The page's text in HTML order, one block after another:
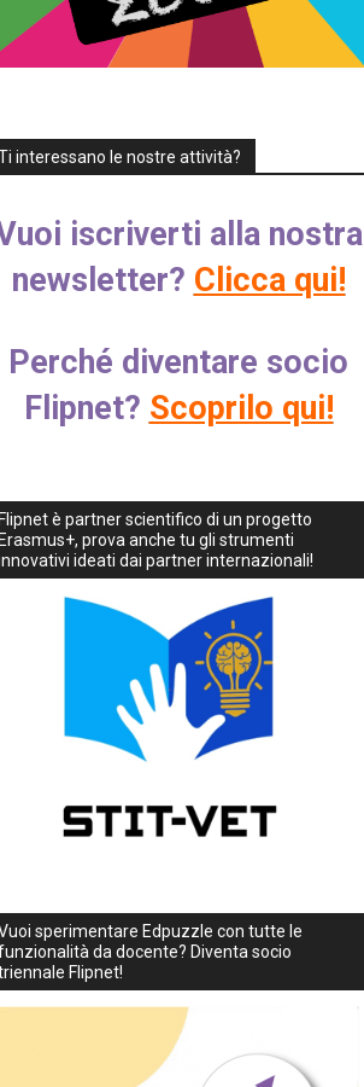
interessano le nostre attività?
iscriverti alla nostra
newsletter? Clicca qui!
Perché diventare socio
Flipnet? Scoprilo qui!
Flipnet è partner scientifico di un progetto
Erasmus+, prova anche tu gli strumenti
ideati dai partner internazionali!
sperimentare Edpuzzle con tutte le
da docente? Diventa socio
Flipnet!